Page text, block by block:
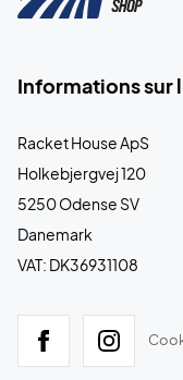
Informations sur
Racket House ApS
Holkebjergvej 120
5250 Odense SV
Danemark
VAT: DK36931108